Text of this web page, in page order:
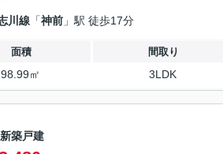
川線 「神前 」駅 徒歩17分
面積 間取り
98.99㎡ 3LDK
築戸建